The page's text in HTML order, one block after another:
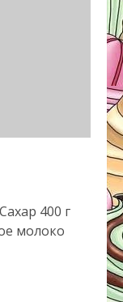
400 г
молоко